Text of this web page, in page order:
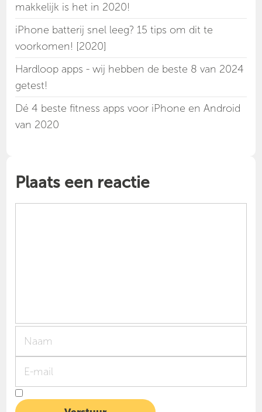
makkelijk is het in 2020!
iPhone batterij snel leeg? 15 tips om dit te
voorkomen! [2020]
Hardloop apps - wij hebben de beste 8 van 2024
getest!
Dé 4 beste fitness apps voor iPhone en Android
van 2020
Plaats een reactie